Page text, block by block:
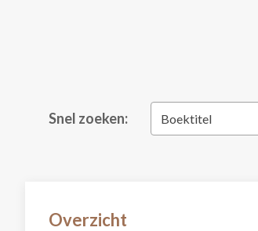
Snel zoeken: Boektitel
Overzicht